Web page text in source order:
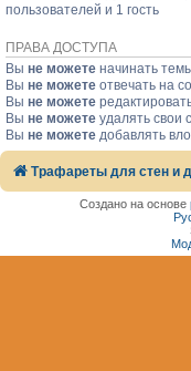
пользователей и 1 гость
ПРАВА ДОСТУПА
Вы не можете начинать
Вы не можете отвечать на
Вы не можете
Вы не можете удалять свои
Вы не можете добавлять
Трафареты для стен и
Создано на основе